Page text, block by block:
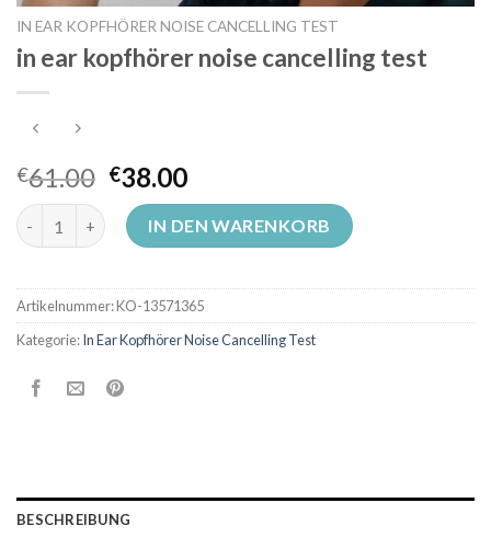
IN EAR KOPFHÖRER NOISE CANCELLING TEST
in ear kopfhörer noise cancelling test
€61.00 €38.00
in ear kopfhörer noise cancelling test Menge
IN DEN WARENKORB
Artikelnummer:KO-13571365
Kategorie:In Ear Kopfhörer Noise Cancelling Test
BESCHREIBUNG